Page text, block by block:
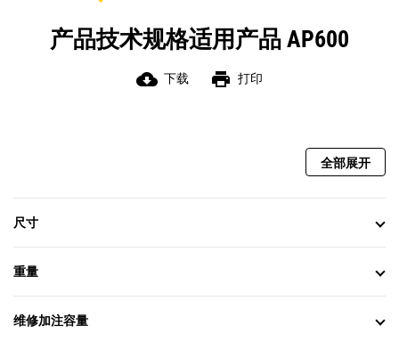
产品技术规格适用产品 AP600
cloud_download 下载 print 打印
全部展开
尺寸
重量
维修加注容量